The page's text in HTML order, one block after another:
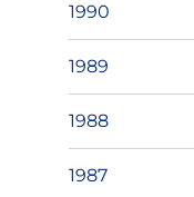
1990
1989
1988
1987